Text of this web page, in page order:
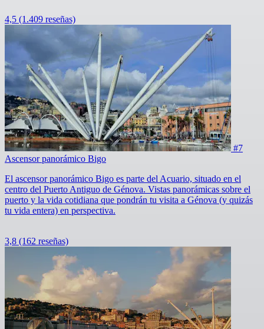
4,5 (1.409 reseñas)
#7
Ascensor panorámico Bigo
El ascensor panorámico Bigo es parte del Acuario, situado en el
centro del Puerto Antiguo de Génova. Vistas panorámicas sobre el
puerto y la vida cotidiana que pondrán tu visita a Génova (y quizás
tu vida entera) en perspectiva.
3,8 (162 reseñas)